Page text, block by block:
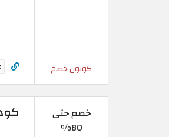
كوبون خصم
خصم حتى
80%
كود خصم